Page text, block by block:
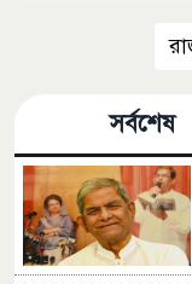
সর্বশেষ